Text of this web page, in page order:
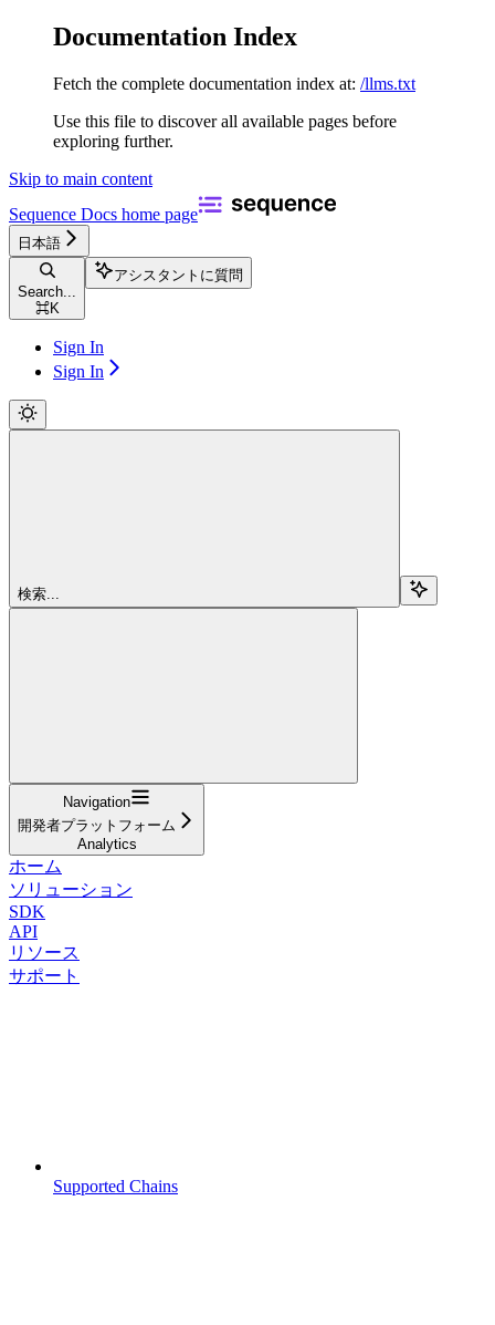
Documentation Index
Fetch the complete documentation index at: /llms.txt
Use this file to discover all available pages before
exploring further.
Skip to main content
Sequence Docs home page
日本語
Search...
⌘K
アシスタントに質問
Sign In
Sign In
検索...
Navigation
開発者プラットフォーム
Analytics
ホーム
ソリューション
SDK
API
リソース
サポート
Supported Chains